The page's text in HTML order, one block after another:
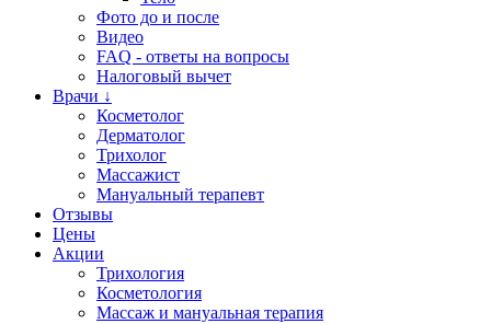
Фото до и после
Видео
FAQ - ответы на вопросы
Налоговый вычет
Врачи ↓
Косметолог
Дерматолог
Трихолог
Массажист
Мануальный терапевт
Отзывы
Цены
Акции
Трихология
Косметология
Массаж и мануальная терапия